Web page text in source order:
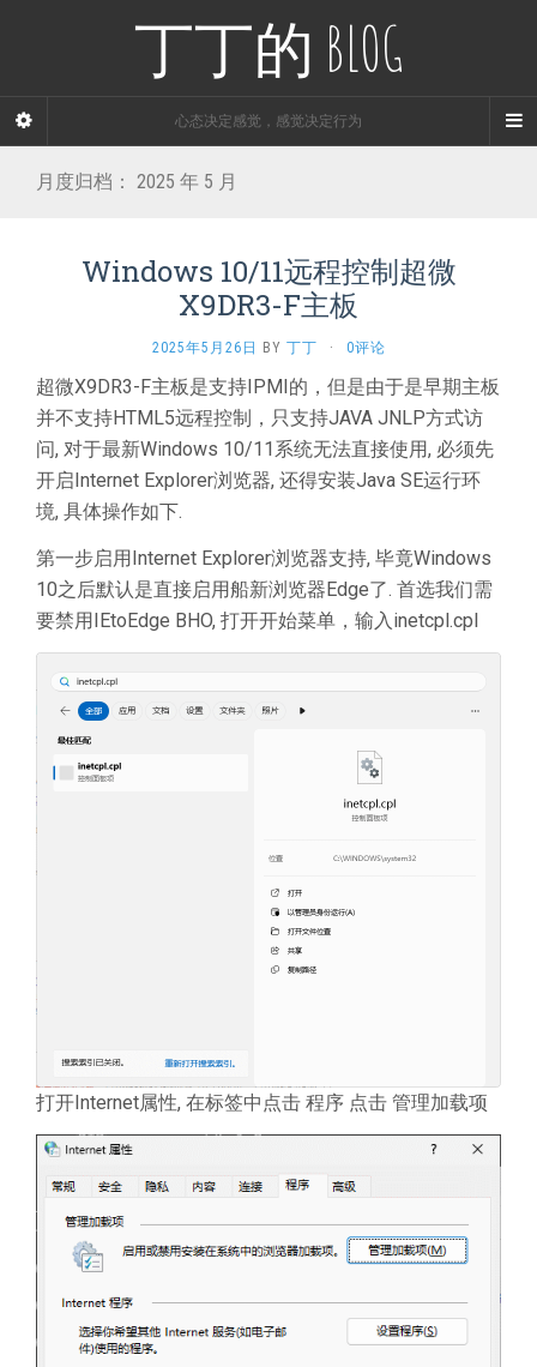
丁丁的 BLOG
心态决定感觉，感觉决定行为
月度归档： 2025 年 5 月
Windows 10/11远程控制超微
X9DR3-F主板
2025年5月26日 BY 丁丁 · 0评论
超微X9DR3-F主板是支持IPMI的，但是由于是早期主板
并不支持HTML5远程控制，只支持JAVA JNLP方式访
问, 对于最新Windows 10/11系统无法直接使用, 必须先
开启Internet Explorer浏览器, 还得安装Java SE运行环
境, 具体操作如下.
第一步启用Internet Explorer浏览器支持, 毕竟Windows
10之后默认是直接启用船新浏览器Edge了. 首选我们需
要禁用IEtoEdge BHO, 打开开始菜单，输入inetcpl.cpl
打开Internet属性, 在标签中点击 程序 点击 管理加载项